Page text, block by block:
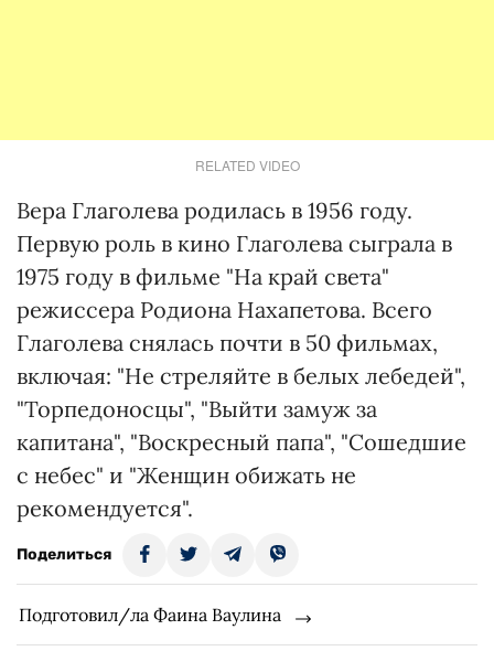
RELATED VIDEO
Вера Глаголева родилась в 1956 году.
Первую роль в кино Глаголева сыграла в
1975 году в фильме "На край света"
режиссера Родиона Нахапетова. Всего
Глаголева снялась почти в 50 фильмах,
включая: "Не стреляйте в белых лебедей",
"Торпедоносцы", "Выйти замуж за
капитана", "Воскресный папа", "Сошедшие
с небес" и "Женщин обижать не
рекомендуется".
Поделиться
Подготовил/ла Фаина Ваулина